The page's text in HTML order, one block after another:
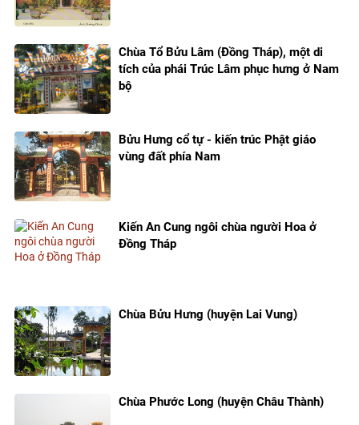
Chùa Tổ Bửu Lâm (Đồng Tháp), một di
tích của phái Trúc Lâm phục hưng ở Nam
bộ
Bửu Hưng cổ tự - kiến trúc Phật giáo
vùng đất phía Nam
Kiến An Cung ngôi chùa người Hoa ở
Đồng Tháp
Chùa Bửu Hưng (huyện Lai Vung)
Chùa Phước Long (huyện Châu Thành)